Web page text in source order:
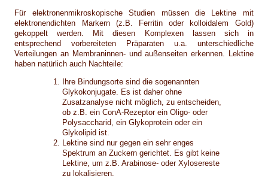
Für elektronenmikroskopische Studien müssen die Lektine mit
elektronendichten Markern (z.B. Ferritin oder kolloidalem Gold)
gekoppelt werden. Mit diesen Komplexen lassen sich in
entsprechend vorbereiteten Präparaten u.a. unterschiedliche
Verteilungen an Membraninnen- und außenseiten erkennen. Lektine
haben natürlich auch Nachteile:
Ihre Bindungsorte sind die sogenannten
Glykokonjugate. Es ist daher ohne
Zusatzanalyse nicht möglich, zu entscheiden,
ob z.B. ein ConA-Rezeptor ein Oligo- oder
Polysaccharid, ein Glykoprotein oder ein
Glykolipid ist.
Lektine sind nur gegen ein sehr enges
Spektrum an Zuckern gerichtet. Es gibt keine
Lektine, um z.B. Arabinose- oder Xylosereste
zu lokalisieren.